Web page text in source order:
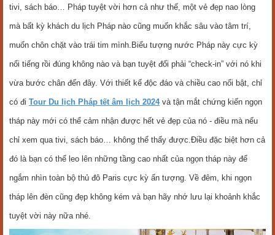
tivi, sách báo… Pháp tuyệt vời hơn cả như thế, một vẻ đẹp nao lòng
mà bất kỳ khách du lịch Pháp nào cũng muốn khắc sâu vào tâm trí,
muốn chôn chặt vào trái tim mình.Biểu tượng nước Pháp này cực kỳ
nổi tiếng rồi đúng không nào và bạn tuyệt đối phải “check-in” với nó khi
vừa bước chân đến đây. Với thiết kế độc đáo và chiều cao nổi bật, chỉ
có đi Tour Du lịch Pháp tết âm lịch 2024và tận mắt chứng kiến ngọn
tháp này mới có thể cảm nhận được hết vẻ đẹp của nó - điều mà nếu
chỉ xem qua tivi, sách báo… không thể thấy được.Điều đặc biệt hơn cả
đó là bạn có thể leo lên những tầng cao nhất của ngọn tháp này để
ngắm nhìn toàn bộ thủ đô Paris cực kỳ ấn tượng. Về đêm, khi ngọn
tháp lên đèn cũng đẹp không kém và bạn hãy nhớ lưu lại khoảnh khắc
tuyệt vời này nữa nhé.